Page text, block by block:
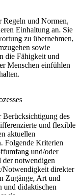
Regeln und Normen,
Einhaltung an. Sie
zu übernehmen,
sowie
die Fähigkeit und
Menschen einfühlen
Berücksichtigung des
und flexible
aktuellen
Folgende Kriterien
und/oder
notwendigen
Notwendigkeit direkter
Zugänge, Art und
und didaktischen